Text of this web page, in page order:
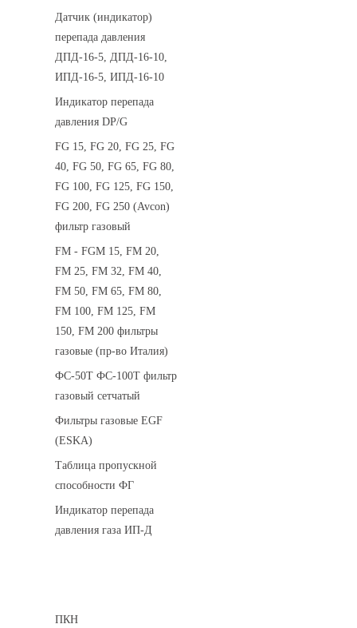
Датчик (индикатор)
перепада давления
ДПД-16-5, ДПД-16-10,
ИПД-16-5, ИПД-16-10
Индикатор перепада
давления DP/G
FG 15, FG 20, FG 25, FG
40, FG 50, FG 65, FG 80,
FG 100, FG 125, FG 150,
FG 200, FG 250 (Avcon)
фильтр газовый
FM - FGM 15, FM 20,
FM 25, FM 32, FM 40,
FM 50, FM 65, FM 80,
FM 100, FM 125, FM
150, FM 200 фильтры
газовые (пр-во Италия)
ФС-50Т ФС-100Т фильтр
газовый сетчатый
Фильтры газовые EGF
(ESKA)
Таблица пропускной
способности ФГ
Индикатор перепада
давления газа ИП-Д
ПКН